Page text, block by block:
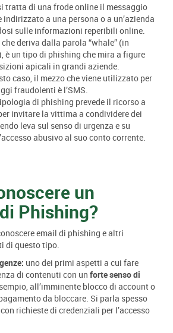
tratta di una frode online il messaggio
a una persona o a un’azienda
sulle informazioni reperibili online.
deriva dalla parola “whale” (in
è un tipo di phishing che mira a figure
apicali in grandi aziende.
caso, il mezzo che viene utilizzato per
fraudolenti è l’SMS.
di phishing prevede il ricorso a
invitare la vittima a condividere dei
leva sul senso di urgenza e su
abusivo al suo conto corrente.
un
Phishing?
email di phishing e altri
di questo tipo.
uno dei primi aspetti a cui fare
di contenuti con un forte senso di
all’imminente blocco di account o
da bloccare. Si parla spesso
richieste di credenziali per l’accesso